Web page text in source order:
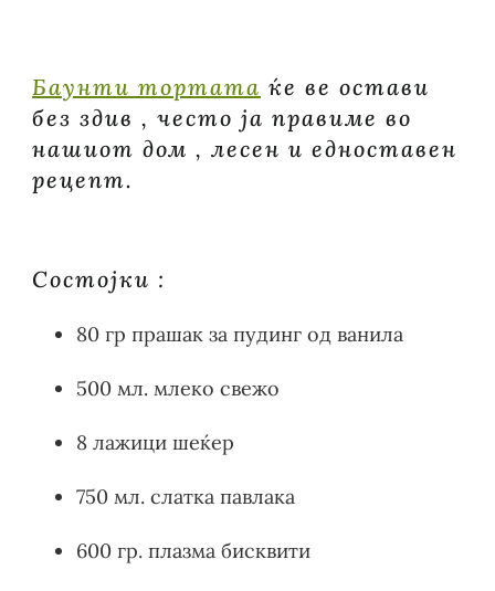
Баунти тортата ќе ве остави
без здив , често ја правиме во
нашиот дом , лесен и едноставен
рецепт.
Состојки :
80 гр прашак за пудинг од ванила
500 мл. млеко свежо
8 лажици шеќер
750 мл. слатка павлака
600 гр. плазма бисквити